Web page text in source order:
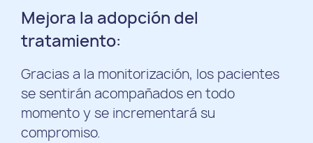
Mejora la adopción del
tratamiento:
Gracias a la monitorización, los pacientes
se sentirán acompañados en todo
momento y se incrementará su
compromiso.